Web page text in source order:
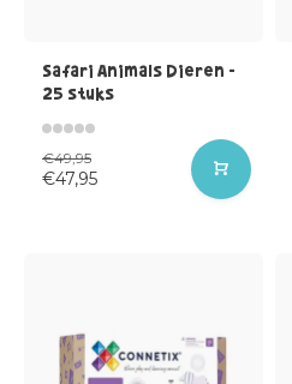
Safari Animals Dieren -
25 stuks
€49,95
€47,95